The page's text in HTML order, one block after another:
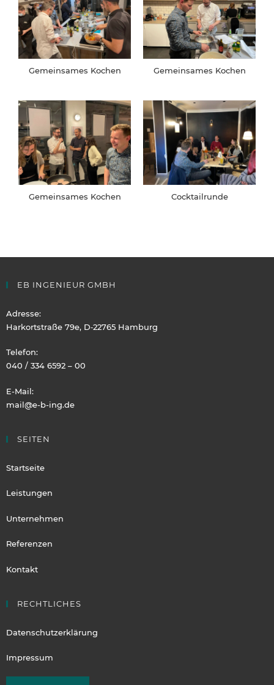
Gemeinsames Kochen
Gemeinsames Kochen
Gemeinsames Kochen
Cocktailrunde
EB INGENIEUR GMBH
Adresse:
Harkortstraße 79e, D‑22765 Hamburg
Telefon:
040 / 334 6592 – 00
E-Mail:
mail@e-b-ing.de
SEITEN
Startseite
Leistungen
Unternehmen
Referenzen
Kontakt
RECHTLICHES
Datenschutzerklärung
Impressum